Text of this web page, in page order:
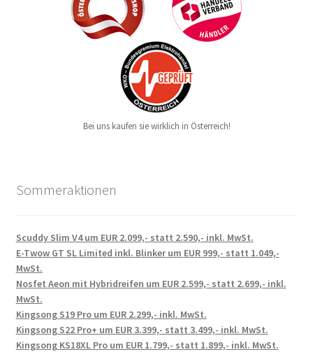
Bei uns kaufen sie wirklich in Österreich!
Sommeraktionen
Scuddy Slim V4 um EUR 2.099,- statt 2.590,- inkl. MwSt.
E-Twow GT SL Limited inkl. Blinker um EUR 999,- statt 1.049,-
MwSt.
Nosfet Aeon mit Hybridreifen um EUR 2.599,- statt 2.699,- inkl.
MwSt.
Kingsong S19 Pro um EUR 2.299,- inkl. MwSt.
Kingsong S22 Pro+ um EUR 3.399,- statt 3.499,- inkl. MwSt.
Kingsong KS18XL Pro um EUR 1.799,- statt 1.899,- inkl. MwSt.